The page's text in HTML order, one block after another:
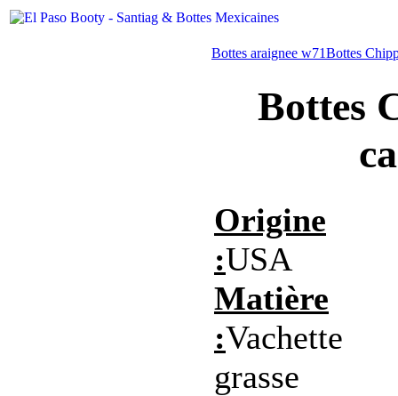
Bottes araignee w71Bottes
Bottes
Origine
:USA
Matière
:Vachette
grasse